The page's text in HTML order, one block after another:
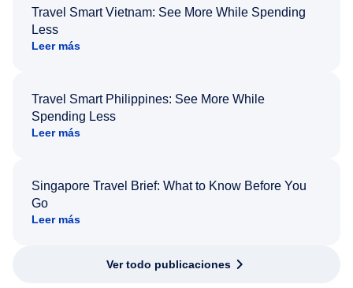
Travel Smart Vietnam: See More While Spending
Less
Leer más
Travel Smart Philippines: See More While
Spending Less
Leer más
Singapore Travel Brief: What to Know Before You
Go
Leer más
Ver todo publicaciones